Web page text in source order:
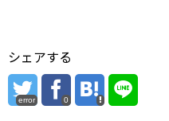
シェアする
error 0